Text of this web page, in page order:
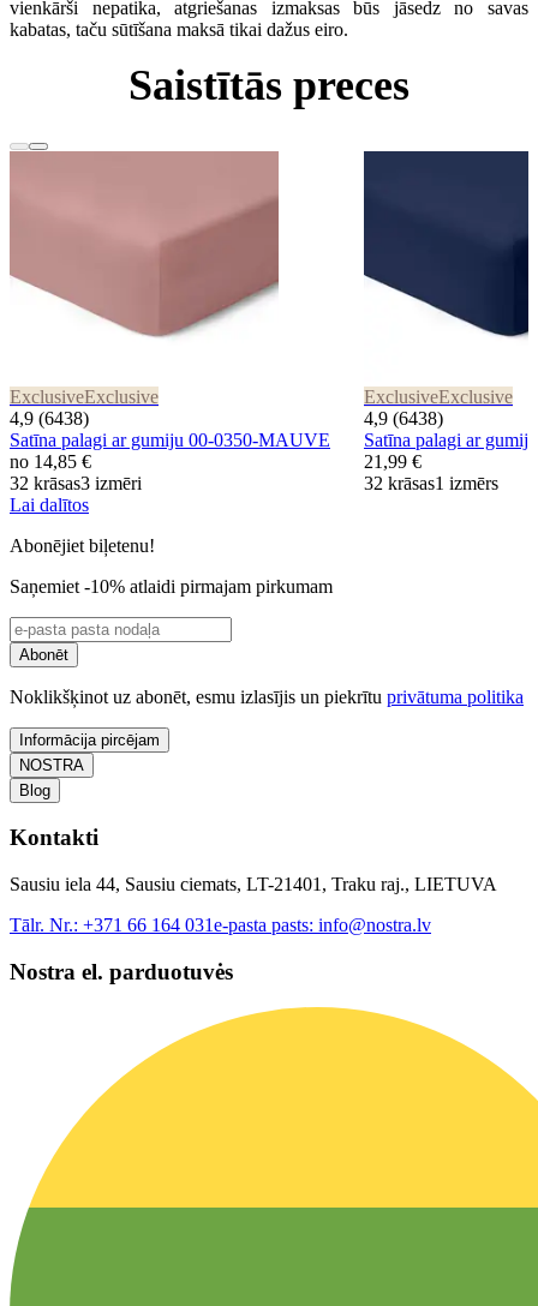
vienkārši nepatika, atgriešanas izmaksas būs jāsedz no savas
kabatas, taču sūtīšana maksā tikai dažus eiro.
Saistītās preces
ExclusiveExclusive
4,9 (6438)
Satīna palagi ar gumiju 00-0350-MAUVE
no 14,85 €
32 krāsas3 izmēri
ExclusiveExclusive
4,9 (6438)
Satīna palagi ar
21,99 €
32 krāsas1 izmērs
Lai dalītos
Abonējiet biļetenu!
Saņemiet -10% atlaidi pirmajam pirkumam
Abonēt
Noklikšķinot uz abonēt, esmu izlasījis un piekrītu privātuma politika
Informācija pircējam
NOSTRA
Blog
Kontakti
Sausiu iela 44, Sausiu ciemats, LT-21401, Traku raj., LIETUVA
Tālr. Nr.: +371 66 164 031e-pasta pasts: info@nostra.lv
Nostra el. parduotuvės